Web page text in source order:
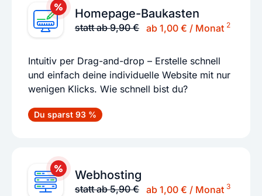
Homepage-Baukasten
statt ab 9,90 € ab 1,00 € / Monat 2
Intuitiv per Drag-and-drop – Erstelle schnell
und einfach deine individuelle Website mit nur
wenigen Klicks. Wie schnell bist du?
Du sparst 93 %
Webhosting
statt ab 5,90 € ab 1,00 € / Monat 3